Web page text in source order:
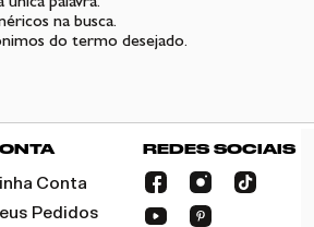
palavra.
na busca.
do termo desejado.
Conta
Pedidos
REDES SOCIAIS